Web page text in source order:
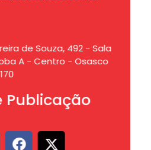
de Souza, 492 - Sala
A - Centro - Osasco
Publicação